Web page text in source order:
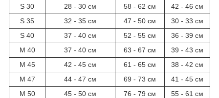
S 30
28 - 30 см 58 - 62 см
42 - 46 см
S 35
32 - 35 см 47 - 50 см
30 - 33 см
S 40
37 - 40 см 52 - 55 см
36 - 39 см
M 40
37 - 40 см 63 - 67 см
39 - 43 см
М 45
42 - 45 см 61 - 65 см
38 - 42 см
M 47
44 - 47 см 69 - 73 см
41 - 45 см
М 50
45 - 50 см 76 - 79 см
55 - 61 см